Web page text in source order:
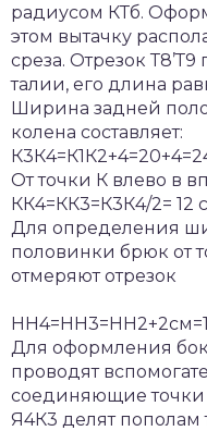
радиусом КТб.
этом вытачку
среза. Отрезок
талии, его длина
Ширина задней
колена составляет:
От точки К влево в
КК4=КК3=К3К4/2= 12
Для определения
половинки брюк от
отмеряют отрезок
Для оформления
проводят
соединяющие точки
Я4К3 делят пополам